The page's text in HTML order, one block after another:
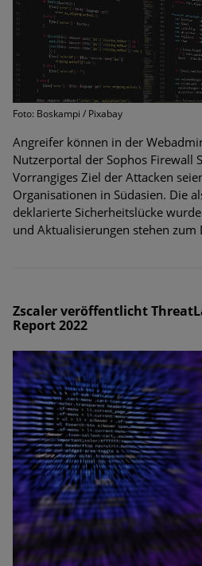
Foto: Boskampi / Pixabay
Angreifer können in der
Nutzerportal der Sophos Firewall
Vorrangiges Ziel der Attacken
Organisationen in Südasien. Die
deklarierte Sicherheitslücke
und Aktualisierungen stehen zum
Zscaler veröffentlicht
Report 2022